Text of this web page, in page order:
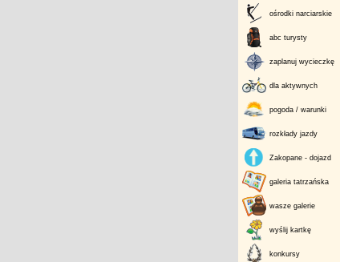
ośrodki narciarskie
abc turysty
zaplanuj wycieczkę
dla aktywnych
pogoda / warunki
rozkłady jazdy
Zakopane - dojazd
galeria tatrzańska
wasze galerie
wyślij kartkę
konkursy